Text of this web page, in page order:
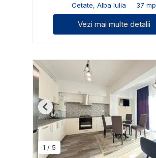
Cetate, Alba Iulia
37 mp
Vezi mai multe detalii
1 / 5
Previous